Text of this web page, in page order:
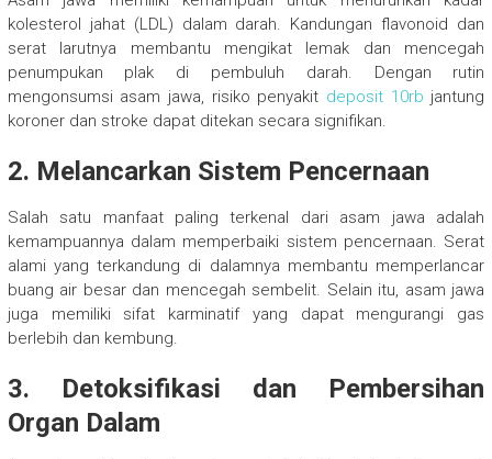
kolesterol jahat (LDL) dalam darah. Kandungan flavonoid dan
serat larutnya membantu mengikat lemak dan mencegah
penumpukan plak di pembuluh darah. Dengan rutin
mengonsumsi asam jawa, risiko penyakit deposit 10rb jantung
koroner dan stroke dapat ditekan secara signifikan.
2. Melancarkan Sistem Pencernaan
Salah satu manfaat paling terkenal dari asam jawa adalah
kemampuannya dalam memperbaiki sistem pencernaan. Serat
alami yang terkandung di dalamnya membantu memperlancar
buang air besar dan mencegah sembelit. Selain itu, asam jawa
juga memiliki sifat karminatif yang dapat mengurangi gas
berlebih dan kembung.
3. Detoksifikasi dan Pembersihan
Organ Dalam